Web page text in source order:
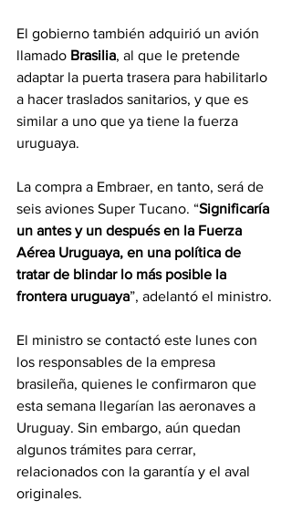
El gobierno también adquirió un avión
llamado Brasilia, al que le pretende
adaptar la puerta trasera para habilitarlo
a hacer traslados sanitarios, y que es
similar a uno que ya tiene la fuerza
uruguaya.
La compra a Embraer, en tanto, será de
seis aviones Super Tucano. “Significaría
un antes y un después en la Fuerza
Aérea Uruguaya, en una política de
tratar de blindar lo más posible la
frontera uruguaya”, adelantó el ministro.
El ministro se contactó este lunes con
los responsables de la empresa
brasileña, quienes le confirmaron que
esta semana llegarían las aeronaves a
Uruguay. Sin embargo, aún quedan
algunos trámites para cerrar,
relacionados con la garantía y el aval
originales.